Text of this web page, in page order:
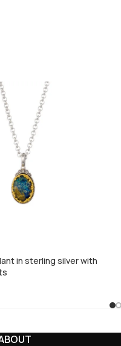
in sterling silver with